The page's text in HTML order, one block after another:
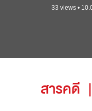
33 views •
สารคดี |